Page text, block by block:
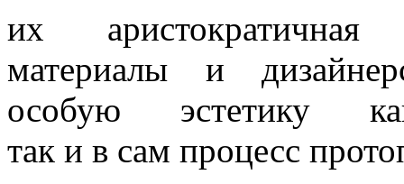
их аристократичная
материалы и
особую эстетику
так и в сам процесс